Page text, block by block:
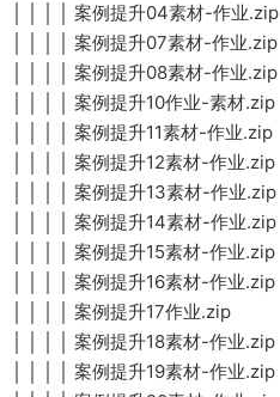
│ │ │ │ 案例提升04素材-作业.zip
│ │ │ │ 案例提升07素材-作业.zip
│ │ │ │ 案例提升08素材-作业.zip
│ │ │ │ 案例提升10作业-素材.zip
│ │ │ │ 案例提升11素材-作业.zip
│ │ │ │ 案例提升12素材-作业.zip
│ │ │ │ 案例提升13素材-作业.zip
│ │ │ │ 案例提升14素材-作业.zip
│ │ │ │ 案例提升15素材-作业.zip
│ │ │ │ 案例提升16素材-作业.zip
│ │ │ │ 案例提升17作业.zip
│ │ │ │ 案例提升18素材-作业.zip
│ │ │ │ 案例提升19素材-作业.zip